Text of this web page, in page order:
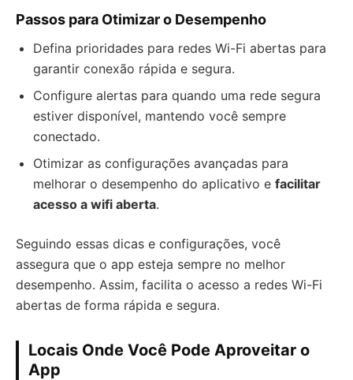
Passos para Otimizar o Desempenho
Defina prioridades para redes Wi-Fi abertas para
garantir conexão rápida e segura.
Configure alertas para quando uma rede segura
estiver disponível, mantendo você sempre
conectado.
Otimizar as configurações avançadas para
melhorar o desempenho do aplicativo e facilitar
acesso a wifi aberta.
Seguindo essas dicas e configurações, você
assegura que o app esteja sempre no melhor
desempenho. Assim, facilita o acesso a redes Wi-Fi
abertas de forma rápida e segura.
Locais Onde Você Pode Aproveitar o
App